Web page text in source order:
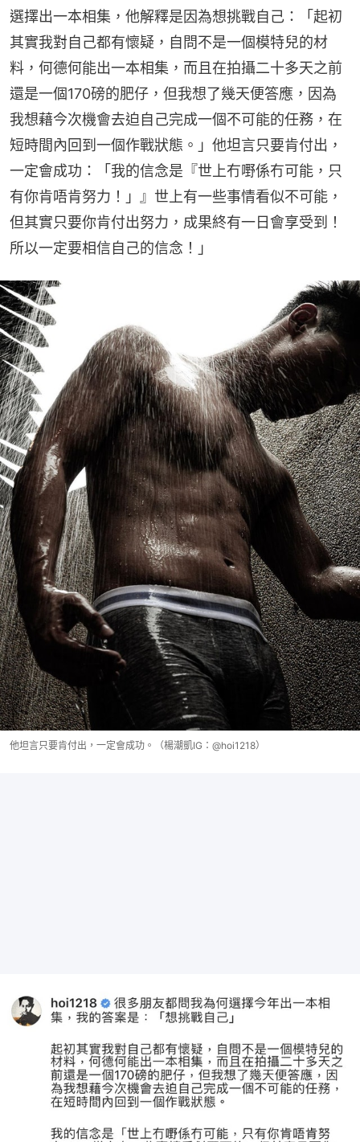
選擇出一本相集，他解釋是因為想挑戰自己：「起初
其實我對自己都有懷疑，自問不是一個模特兒的材
料，何德何能出一本相集，而且在拍攝二十多天之前
還是一個170磅的肥仔，但我想了幾天便答應，因為
我想藉今次機會去迫自己完成一個不可能的任務，在
短時間內回到一個作戰狀態。」他坦言只要肯付出，
一定會成功：「我的信念是『世上冇嘢係冇可能，只
有你肯唔肯努力！」』世上有一些事情看似不可能，
但其實只要你肯付出努力，成果終有一日會享受到！
所以一定要相信自己的信念！」
他坦言只要肯付出，一定會成功。（楊潮凱IG：@hoi1218）